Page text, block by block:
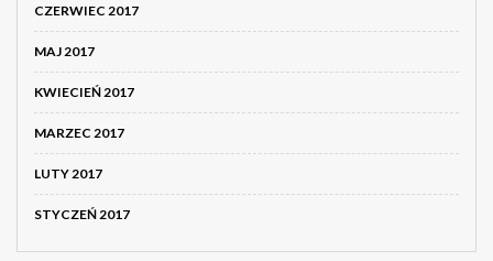
CZERWIEC 2017
MAJ 2017
KWIECIEŃ 2017
MARZEC 2017
LUTY 2017
STYCZEŃ 2017